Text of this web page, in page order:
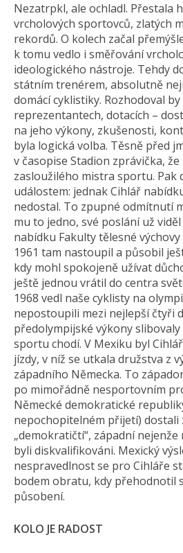
Nezatrpkl, ale ochladl. Přestala
vrcholových sportovců, zlatých
rekordů. O kolech začal
k tomu vedlo i směřování
ideologického nástroje. Tehdy
státním trenérem, absolutně
domácí cyklistiky. Rozhodoval
reprezentantech, dotacích –
na jeho výkony, zkušenosti,
byla logická volba. Těsně před
v časopise Stadion zprávička,
zasloužilého mistra sportu. Pak
událostem: jednak Cihlář
nedostal. To zpupné odmítnutí
mu to jedno, své poslání už
nabídku Fakulty tělesné
1961 tam nastoupil a působil
kdy mohl spokojeně užívat
ještě jednou vrátil do centra
1968 vedl naše cyklisty na
nepostoupili mezi nejlepší čtyři
předolympijské výkony slibovaly
sportu chodí. V Mexiku byl
jízdy, v níž se utkala družstva z
západního Německa. To
po mimořádně nesportovním
Německé demokratické
nepochopitelném přijetí) dostali
„demokratičtí“, západní
byli diskvalifikováni. Mexický
nespravedlnost se pro Cihláře
bodem obratu, kdy přehodnotil
působení.
KOLO JE RADOST